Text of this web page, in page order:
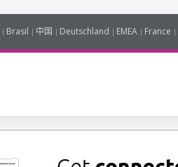
Brasil 中国 Deutschland EMEA France